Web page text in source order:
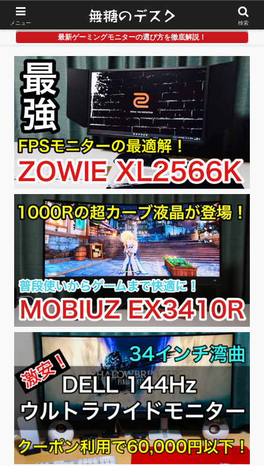
最新ゲーミングモニターの選び方を徹底解説！
メニュー 検索